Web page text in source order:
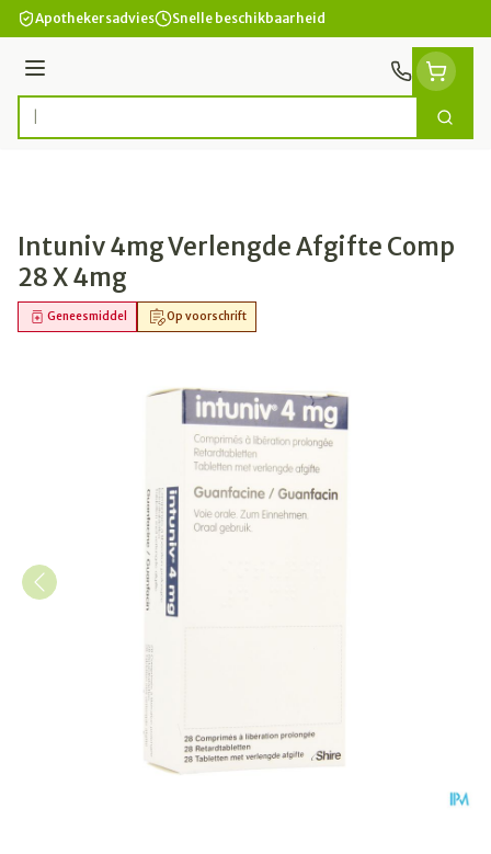
Ga naar de inhoud
Apothekersadvies Snelle beschikbaarheid
Menu
Product, merk, categorie... Zoek
Intuniv 4mg Verlengde Afgifte Comp
28 X 4mg
Op voorschrift
Geneesmiddel